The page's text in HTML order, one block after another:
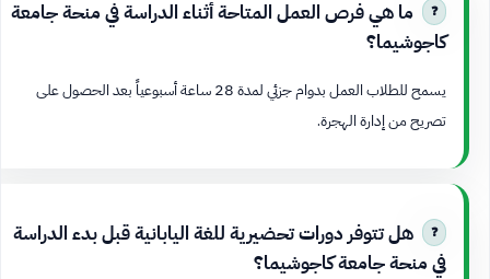
ما هي فرص العمل المتاحة أثناء الدراسة في منحة جامعة
كاجوشيما؟
يسمح للطلاب العمل بدوام جزئي لمدة 28 ساعة أسبوعياً بعد الحصول على
تصريح من إدارة الهجرة.
هل تتوفر دورات تحضيرية للغة اليابانية قبل بدء الدراسة
في منحة جامعة كاجوشيما؟